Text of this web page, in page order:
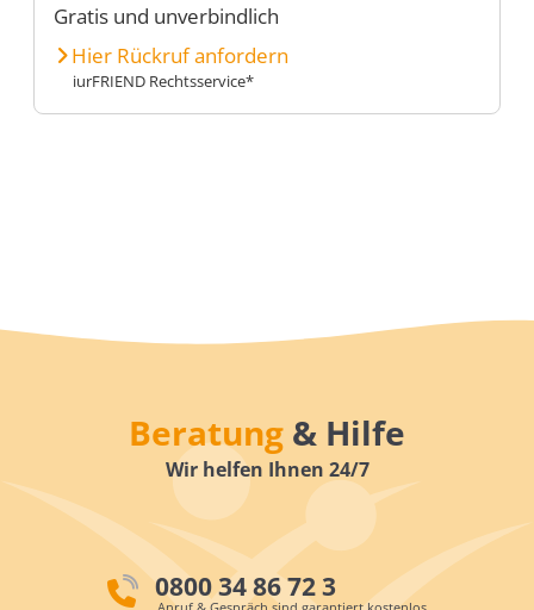
Gratis und unverbindlich
Hier Rückruf anfordern
iurFRIEND Rechtsservice*
Beratung & Hilfe
Wir helfen Ihnen 24/7
0800 34 86 72 3
Anruf & Gespräch sind garantiert kostenlos